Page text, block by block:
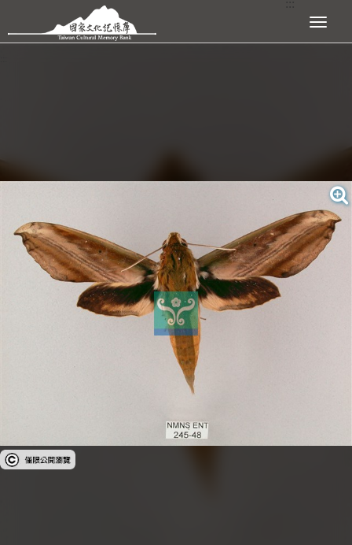
跳到主要內容區塊 展開選單
受著作權法保護-僅限於本平台有限度公開瀏覽